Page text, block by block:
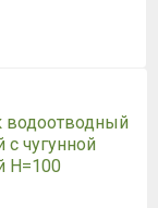
водоотводный
с чугунной
H=100